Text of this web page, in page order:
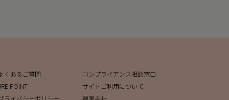
くあるご質問
POINT
ライバシーポリシー
コンプライアンス相談窓口
サイトご利用について
運営会社